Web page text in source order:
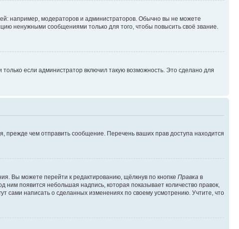
например, модераторов и администраторов. Обычно вы не можете
ненужными сообщениями только для того, чтобы повысить своё звание.
если администратор включил такую возможность. Это сделано для
прежде чем отправить сообщение. Перечень ваших прав доступа находится
Вы можете перейти к редактированию, щёлкнув по кнопке Правка в
появится небольшая надпись, которая показывает количество правок,
сами написать о сделанных изменениях по своему усмотрению. Учтите, что